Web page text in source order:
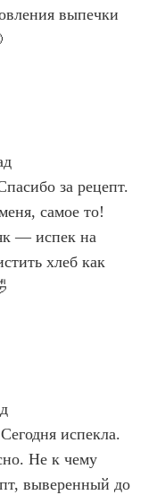
выпечки
за рецепт.
самое то!
— испек на
хлеб как
испекла.
Не к чему
выверенный до